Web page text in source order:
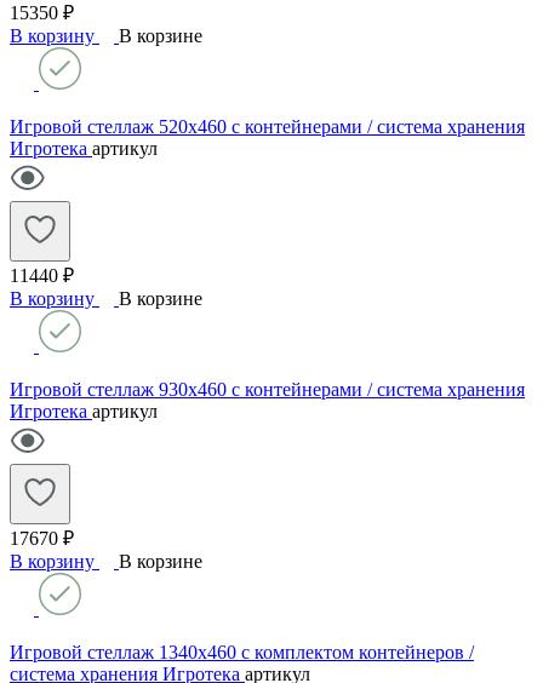
15350 ₽
В корзину
В корзине
Игровой стеллаж 520х460 с контейнерами / система хранения
Игротека артикул
11440 ₽
В корзину
В корзине
Игровой стеллаж 930х460 с контейнерами / система хранения
Игротека артикул
17670 ₽
В корзину
В корзине
Игровой стеллаж 1340х460 с комплектом контейнеров /
система хранения Игротека артикул